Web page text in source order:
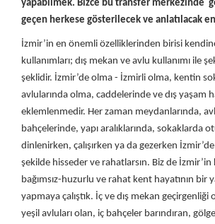
yapabilmek. Bizce bu transfer merkezinde
geçen herkese gösterilecek ve anlatılacak
İzmir’in en önemli özelliklerinden birisi
kullanımları; dış mekan ve avlu kullanımı ile
şeklidir. İzmir’de olma - İzmirli olma, kentin
avlularında olma, caddelerinde ve dış yaşam
eklemlenmedir. Her zaman meydanlarında,
bahçelerinde, yapı aralıklarında, sokaklarda
dinlenirken, çalışırken ya da gezerken
şekilde hisseder ve rahatlarsın. Biz de
bağımsız-huzurlu ve rahat kent hayatının bir
yapmaya çalıştık. İç ve dış mekan geçirgenliği
yeşil avluları olan, iç bahçeler barındıran,